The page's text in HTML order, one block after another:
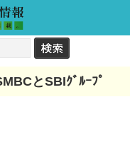
とSBIｸﾞﾙｰﾌﾟ